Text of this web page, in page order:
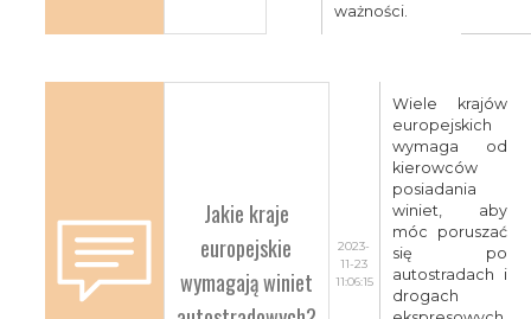
ważności.
Jakie kraje
europejskie
wymagają winiet
2023-
11-23
11:06:15
Wiele krajów
europejskich
wymaga od
kierowców
posiadania
winiet, aby
móc poruszać
się po
autostradach i
drogach